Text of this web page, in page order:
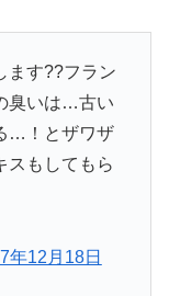
ます??フラン
臭いは…古い
…！とザワザ
スもしてもら
年12月18日